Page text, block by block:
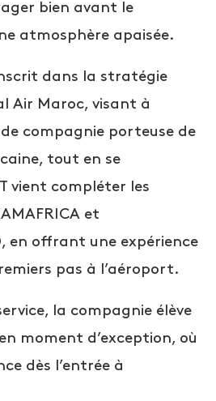
bien avant le
atmosphère apaisée.
dans la stratégie
Air Maroc, visant à
compagnie porteuse de
tout en se
vient compléter les
et
en offrant une expérience
pas à l’aéroport.
la compagnie élève
moment d’exception, où
dès l’entrée à